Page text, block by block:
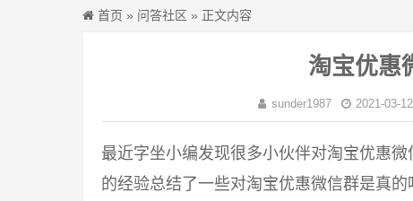
首页 » 问答社区 » 正文内容
淘宝优惠
sunder1987 2021-03-
最近字坐小编发现很多小伙伴对淘宝优惠
的经验总结了一些对淘宝优惠微信群是真